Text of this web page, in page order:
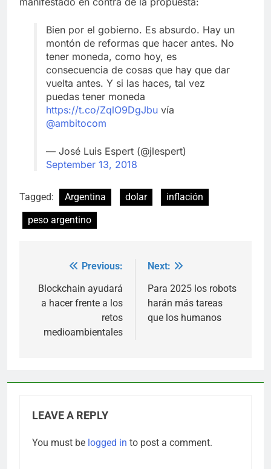
Bien por el gobierno. Es absurdo. Hay un
montón de reformas que hacer antes. No
tener moneda, como hoy, es
consecuencia de cosas que hay que dar
vuelta antes. Y si las haces, tal vez
puedas tener moneda
https://t.co/ZqlO9DgJbu vía
@ambitocom
— José Luis Espert (@jlespert)
September 13, 2018
Tagged: Argentina dolar
inflación
peso argentino
navigation
Previous:
Blockchain ayudará
a hacer frente a los
retos
medioambientales
Next:
Para 2025 los robots
harán más tareas
que los humanos
LEAVE A REPLY
You must be logged in to post a comment.